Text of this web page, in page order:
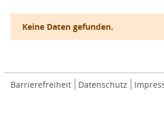
Keine Daten gefunden.
Barrierefreiheit Datenschutz